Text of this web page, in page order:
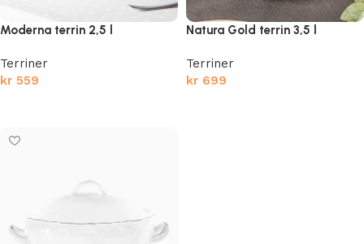
Moderna terrin 2,5 l
Terriner
kr 559
Natura Gold terrin 3,5 l
Terriner
kr 699